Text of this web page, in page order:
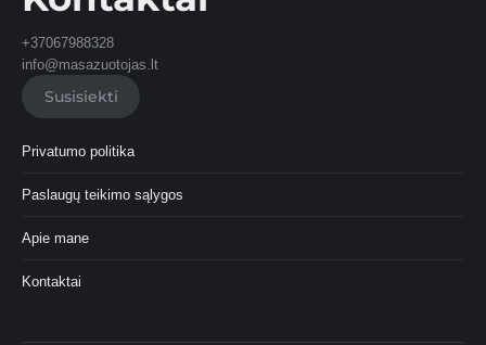
+37067988328
info@masazuotojas.lt
Susisiekti
Privatumo politika
Paslaugų teikimo sąlygos
Apie mane
Kontaktai